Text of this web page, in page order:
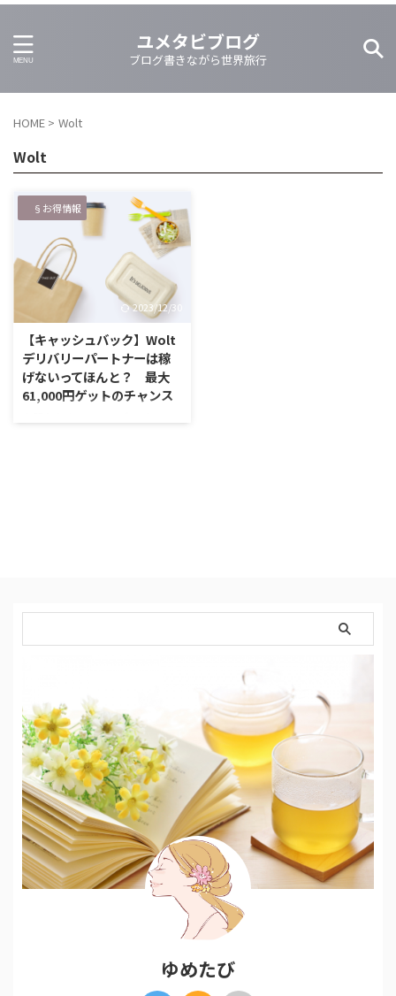
ユメタビブログ
ブログ書きながら世界旅行
HOME > Wolt
Wolt
§お得情報
2023/12/30
【キャッシュバック】Wolt
デリバリーパートナーは稼
げないってほんと？ 最大
61,000円ゲットのチャンス
広島市からサービススタート ✅地
扱店舗が揃っている ✅コンビニや
ゆめたび